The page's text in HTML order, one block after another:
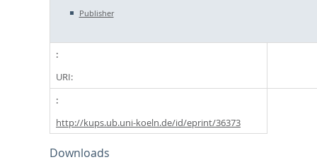
Publisher
URI:
http://kups.ub.uni-koeln.de/id/eprint/36373
Downloads